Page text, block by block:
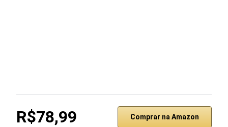
R$78,99 Comprar na Amazon